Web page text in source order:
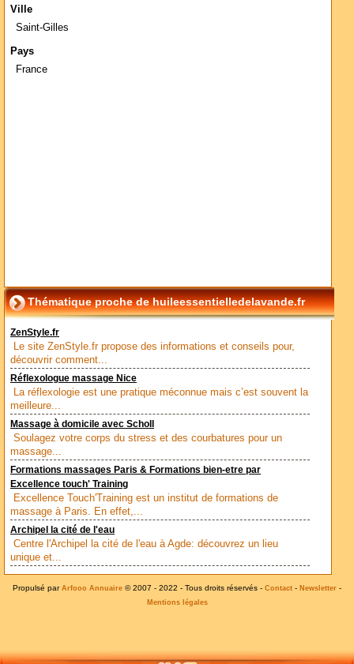
Ville
Saint-Gilles
Pays
France
Thématique proche de huileessentielledelavande.fr
ZenStyle.fr
Le site ZenStyle.fr propose des informations et conseils pour,
découvrir comment...
Réflexologue massage Nice
La réflexologie est une pratique méconnue mais c’est souvent la
meilleure...
Massage à domicile avec Scholl
Soulagez votre corps du stress et des courbatures pour un
massage...
Formations massages Paris & Formations bien-etre par
Excellence touch' Training
Excellence Touch'Training est un institut de formations de
massage à Paris. En effet,...
Archipel la cité de l'eau
Centre l'Archipel la cité de l'eau à Agde: découvrez un lieu
unique et...
Propulsé par Arfooo Annuaire © 2007 - 2022 - Tous droits réservés - Contact - Newsletter -
Mentions légales